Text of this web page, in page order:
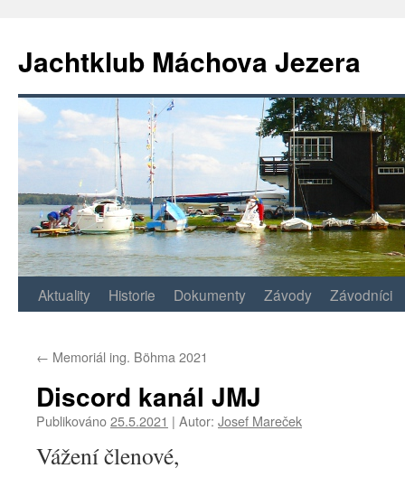
Jachtklub Máchova Jezera
Přejít
obsahu
webu
Aktuality Historie Dokumenty Závody Závodníci
← Memoriál ing. Böhma 2021
Discord kanál JMJ
Publikováno25.5.2021 | Autor: Josef Mareček
Vážení členové,